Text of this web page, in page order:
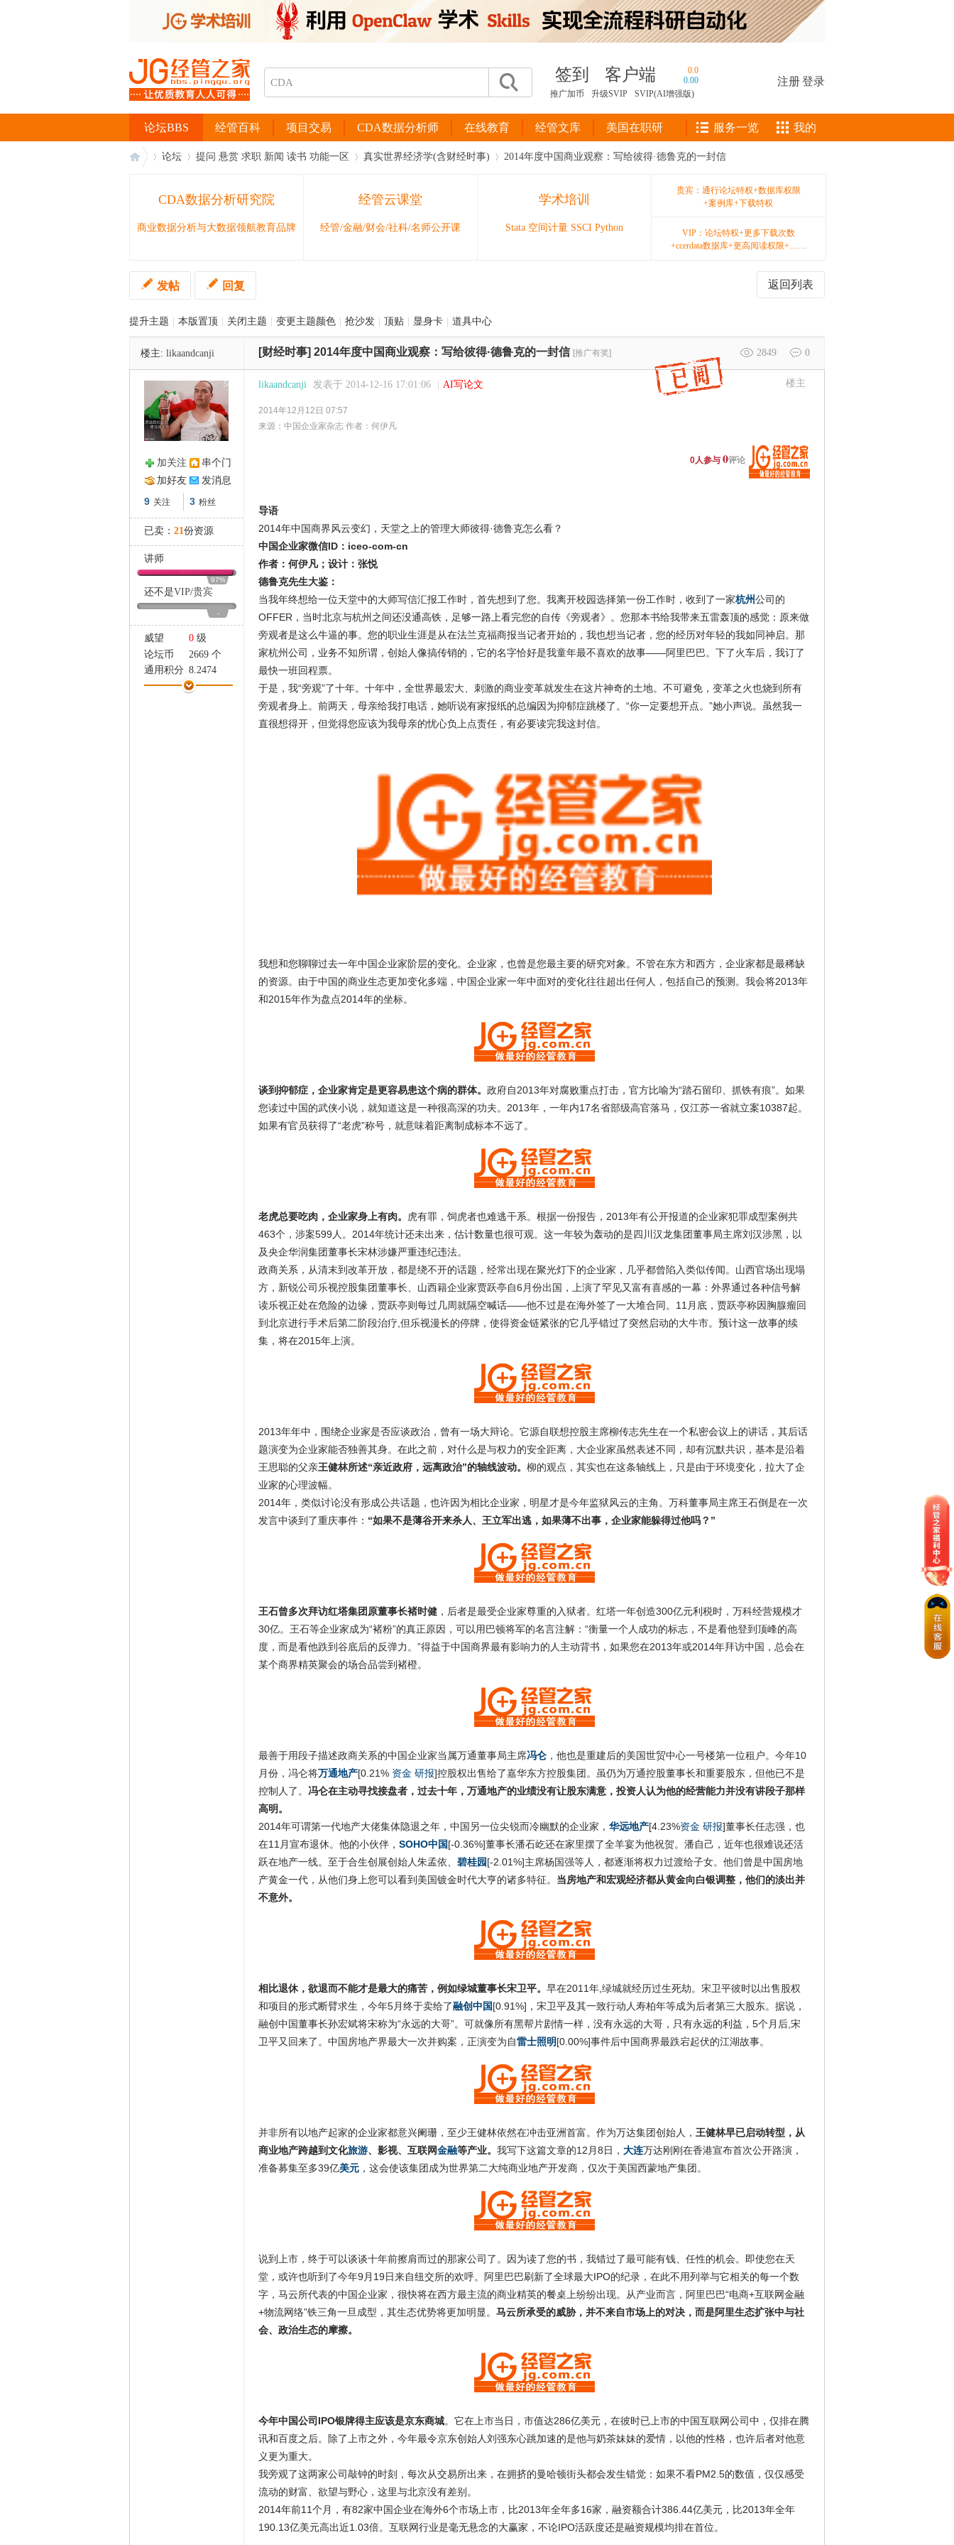
签到 客户端
0.0
0.00
推广加币
升级SVIP SVIP(AI增强版)
注册登录
经管百科 项目交易 CDA数据分析师 在线教育 经管文库 美国在职研
论坛BBS 服务一览 我的
论坛 提问 悬赏 求职 新闻 读书 功能一区 真实世界经济学(含财经时事) 2014年度中国商业观察：写给彼得·德鲁克的一封信
CDA数据分析研究院
商业数据分析与大数据领航教育品牌
经管云课堂
经管/金融/财会/社科/名师公开课
学术培训
Stata 空间计量 SSCI Python
贵宾：通行论坛特权+数据库权限
+案例库+下载特权
VIP：论坛特权+更多下载次数
+ccerdata数据库+更高阅读权限+……
返回列表
发帖 回复
提升主题 本版置顶 关闭主题 变更主题颜色 抢沙发 顶贴 显身卡 道具中心
楼主: likaandcanji 2849 0
[财经时事] 2014年度中国商业观察：写给彼得·德鲁克的一封信 [推广有奖]
加关注
串个门
加好友
发消息
9 关注 3 粉丝
已卖： 21份资源
讲师
97%
还不是VIP/贵宾
-
威望 0 级
论坛币
2669 个
通用积分 8.2474
学术水平
23 点
楼主
likaandcanji 发表于 2014-12-16 17:01:06 AI写论文
2014年12月12日 07:57
来源：中国企业家杂志 作者：何伊凡
0人参与 0评论
导语
2014年中国商界风云变幻，天堂之上的管理大师彼得·德鲁克怎么看？
中国企业家微信ID：iceo-com-cn
作者：何伊凡；设计：张悦
德鲁克先生大鉴：
当我年终想给一位天堂中的大师写信汇报工作时，首先想到了您。我离开校园选择第一份工作时，收到了一家杭州公司的
OFFER，当时北京与杭州之间还没通高铁，足够一路上看完您的自传《旁观者》。您那本书给我带来五雷轰顶的感觉：原来做
旁观者是这么牛逼的事。您的职业生涯是从在法兰克福商报当记者开始的，我也想当记者，您的经历对年轻的我如同神启。那
家杭州公司，业务不知所谓，创始人像搞传销的，它的名字恰好是我童年最不喜欢的故事——阿里巴巴。下了火车后，我订了
最快一班回程票。
于是，我“旁观”了十年。十年中，全世界最宏大、刺激的商业变革就发生在这片神奇的土地。不可避免，变革之火也烧到所有
旁观者身上。前两天，母亲给我打电话，她听说有家报纸的总编因为抑郁症跳楼了。“你一定要想开点。”她小声说。虽然我一
直很想得开，但觉得您应该为我母亲的忧心负上点责任，有必要读完我这封信。
我想和您聊聊过去一年中国企业家阶层的变化。企业家，也曾是您最主要的研究对象。不管在东方和西方，企业家都是最稀缺
的资源。由于中国的商业生态更加变化多端，中国企业家一年中面对的变化往往超出任何人，包括自己的预测。我会将2013年
和2015年作为盘点2014年的坐标。
谈到抑郁症，企业家肯定是更容易患这个病的群体。 政府自2013年对腐败重点打击，官方比喻为“踏石留印、抓铁有痕”。如果
您读过中国的武侠小说，就知道这是一种很高深的功夫。2013年，一年内17名省部级高官落马，仅江苏一省就立案10387起。
如果有官员获得了“老虎”称号，就意味着距离制成标本不远了。
老虎总要吃肉，企业家身上有肉。
虎有罪，饲虎者也难逃干系。根据一份报告，2013年有公开报道的企业家犯罪成型案例共
463个，涉案599人。2014年统计还未出来，估计数量也很可观。这一年较为轰动的是四川汉龙集团董事局主席刘汉涉黑，以
及央企华润集团董事长宋林涉嫌严重违纪违法。
政商关系，从清末到改革开放，都是绕不开的话题，经常出现在聚光灯下的企业家，几乎都曾陷入类似传闻。山西官场出现塌
方，新锐公司乐视控股集团董事长、山西籍企业家贾跃亭自6月份出国，上演了罕见又富有喜感的一幕：外界通过各种信号解
读乐视正处在危险的边缘，贾跃亭则每过几周就隔空喊话——他不过是在海外签了一大堆合同。11月底，贾跃亭称因胸腺瘤回
到北京进行手术后第二阶段治疗,但乐视漫长的停牌，使得资金链紧张的它几乎错过了突然启动的大牛市。预计这一故事的续
集，将在2015年上演。
2013年年中，围绕企业家是否应谈政治，曾有一场大辩论。它源自联想控股主席柳传志先生在一个私密会议上的讲话，其后话
题演变为企业家能否独善其身。在此之前，对什么是与权力的安全距离，大企业家虽然表述不同，却有沉默共识，基本是沿着
王思聪的父亲王健林所述“亲近政府，远离政治”的轴线波动。 柳的观点，其实也在这条轴线上，只是由于环境变化，拉大了企
业家的心理波幅。
2014年，类似讨论没有形成公共话题，也许因为相比企业家，明星才是今年监狱风云的主角。万科董事局主席王石倒是在一次
发言中谈到了重庆事件： “如果不是薄谷开来杀人、王立军出逃，如果薄不出事，企业家能躲得过他吗？”
王石曾多次拜访红塔集团原董事长褚时健 ，后者是最受企业家尊重的入狱者。红塔一年创造300亿元利税时，万科经营规模才
30亿。王石等企业家成为“褚粉”的真正原因，可以用巴顿将军的名言注解：“衡量一个人成功的标志，不是看他登到顶峰的高
度，而是看他跌到谷底后的反弹力。”得益于中国商界最有影响力的人主动背书，如果您在2013年或2014年拜访中国，总会在
某个商界精英聚会的场合品尝到褚橙。
最善于用段子描述政商关系的中国企业家当属万通董事局主席冯仑 ，他也是重建后的美国世贸中心一号楼第一位租户。今年10
月份，冯仑将万通地产[0.21% 资金 研报]控股权出售给了嘉华东方控股集团。虽仍为万通控股董事长和重要股东，但他已不是
控制人了。 冯仑在主动寻找接盘者，过去十年，万通地产的业绩没有让股东满意，投资人认为他的经营能力并没有讲段子那样
高明。
2014年可谓第一代地产大佬集体隐退之年，中国另一位尖锐而冷幽默的企业家， 华远地产[4.23%资金 研报]董事长任志强，也
在11月宣布退休。他的小伙伴， SOHO中国[-0.36%]董事长潘石屹还在家里摆了全羊宴为他祝贺。潘自己，近年也很难说还活
跃在地产一线。至于合生创展创始人朱孟依、 碧桂园[-2.01%]主席杨国强等人，都逐渐将权力过渡给子女。他们曾是中国房地
产黄金一代，从他们身上您可以看到美国镀金时代大亨的诸多特征。 当房地产和宏观经济都从黄金向白银调整，他们的淡出并
不意外。
相比退休，欲退而不能才是最大的痛苦，例如绿城董事长宋卫平。 早在2011年,绿城就经历过生死劫。宋卫平彼时以出售股权
和项目的形式断臂求生，今年5月终于卖给了融创中国[0.91%]，宋卫平及其一致行动人寿柏年等成为后者第三大股东。据说，
融创中国董事长孙宏斌将宋称为“永远的大哥”。可就像所有黑帮片剧情一样，没有永远的大哥，只有永远的利益，5个月后,宋
卫平又回来了。中国房地产界最大一次并购案，正演变为自雷士照明[0.00%]事件后中国商界最跌宕起伏的江湖故事。
并非所有以地产起家的企业家都意兴阑珊，至少王健林依然在冲击亚洲首富。作为万达集团创始人， 王健林早已启动转型，从
商业地产跨越到文化旅游、影视、互联网金融等产业。 我写下这篇文章的12月8日， 大连万达刚刚在香港宣布首次公开路演，
准备募集至多39亿美元 ，这会使该集团成为世界第二大纯商业地产开发商，仅次于美国西蒙地产集团。
说到上市，终于可以谈谈十年前擦肩而过的那家公司了。因为读了您的书，我错过了最可能有钱、任性的机会。即使您在天
堂，或许也听到了今年9月19日来自纽交所的欢呼。阿里巴巴刷新了全球最大IPO的纪录，在此不用列举与它相关的每一个数
字，马云所代表的中国企业家，很快将在西方最主流的商业精英的餐桌上纷纷出现。从产业而言，阿里巴巴“电商+互联网金融
+物流网络”铁三角一旦成型，其生态优势将更加明显。 马云所承受的威胁，并不来自市场上的对决，而是阿里生态扩张中与社
会、政治生态的摩擦。
今年中国公司IPO银牌得主应该是京东商城。它在上市当日，市值达286亿美元，在彼时已上市的中国互联网公司中，仅排在腾
讯和百度之后。除了上市之外，今年最令京东创始人刘强东心跳加速的是他与奶茶妹妹的爱情，以他的性格，也许后者对他意
义更为重大。
我旁观了这两家公司敲钟的时刻，每次从交易所出来，在拥挤的曼哈顿街头都会发生错觉：如果不看PM2.5的数值，仅仅感受
流动的财富、欲望与野心，这里与北京没有差别。
2014年前11个月，有82家中国企业在海外6个市场上市，比2013年全年多16家，融资额合计386.44亿美元，比2013年全年
190.13亿美元高出近1.03倍。互联网行业是毫无悬念的大赢家，不论IPO活跃度还是融资规模均排在首位。